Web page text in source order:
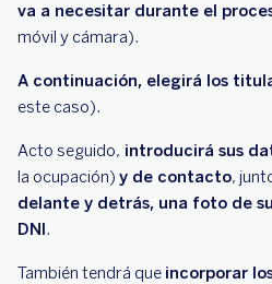
va a necesitar durante el
móvil y cámara).
A continuación, elegirá los
este caso).
Acto seguido, introducirá sus
la ocupación) y de contacto,
delante y detrás, una foto de
DNI.
También tendrá que incorporar